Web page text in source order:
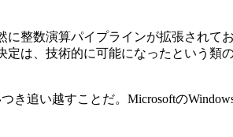
整数演算パイプラインが拡張されて
は、技術的に可能になったという類
追い越すことだ。Microsoftの